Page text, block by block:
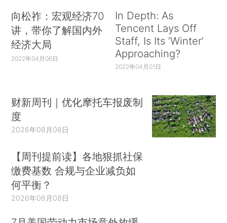
向松祚：宏观经济70
讲，带你了解国内外
经济大局
2022年04月06日
In Depth: As
Tencent Lays Off
Staff, Is Its ‘Winter’
Approaching?
2022年04月01日
财新周刊｜优化摩托车报废制
度
2026年08月08日
【周刊提前读】各地狠抓社保
缴费基数 合规与企业减负如
何平衡？
2026年08月08日